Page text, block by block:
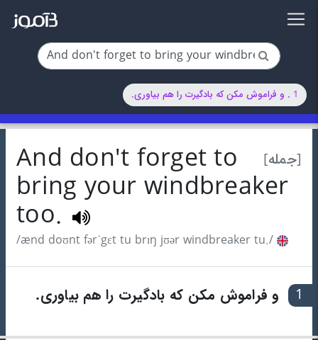
1 . و فراموش مکن که بادگیرت را هم بیاوری.
[جمله] And don't forget to
bring your windbreaker
too.
/ænd doʊnt fərˈgɛt tu brɪŋ jʊər windbreaker tu./
1 و فراموش مکن که بادگیرت را هم بیاوری.